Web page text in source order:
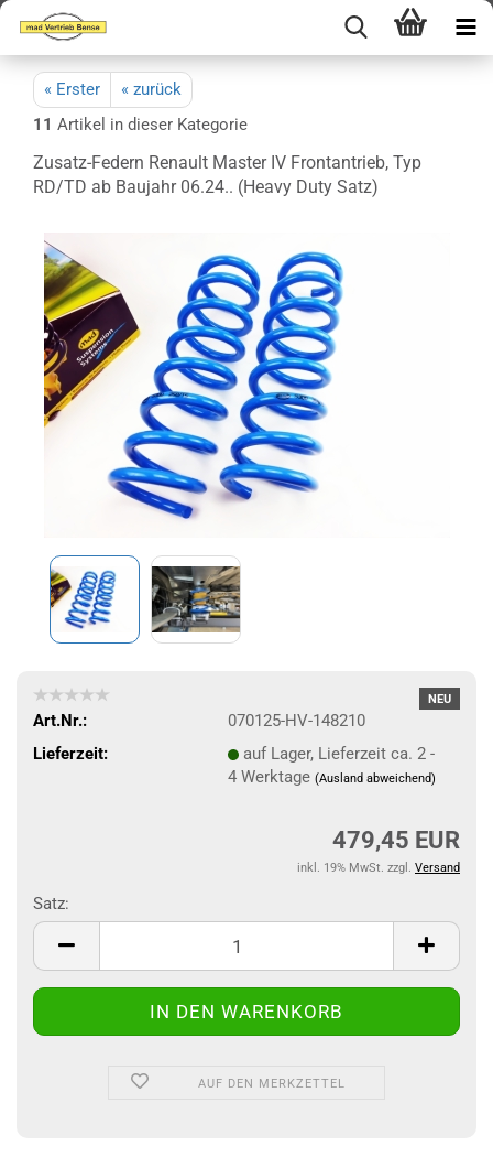
« Erster
« zurück
11 Artikel in dieser Kategorie
Zusatz-Federn Renault Master IV Frontantrieb, Typ
RD/TD ab Baujahr 06.24.. (Heavy Duty Satz)
NEU
Art.Nr.:
070125-HV-148210
Lieferzeit:
auf Lager, Lieferzeit ca. 2 -
4 Werktage (Ausland abweichend)
479,45 EUR
inkl. 19% MwSt. zzgl. Versand
Satz:
Satz
AUF DEN MERKZETTEL